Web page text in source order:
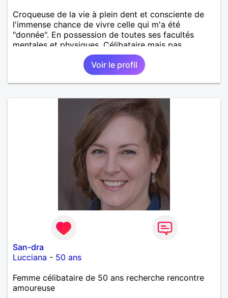
Croqueuse de la vie à plein dent et consciente de
l'immense chance de vivre celle qui m'a été
"donnée". En possession de toutes ses facultés
mentales et physiques. Célibataire mais pas
solitaire, je mène une vie bien remplie. Je ne suis
pas sur ce site par dépit, ni en tant que
représentatrice de la Femme Divorcée Mal dans sa
peau. A bientôt.
Voir le profil
San-dra
Lucciana - 50 ans
Femme célibataire de 50 ans recherche rencontre
amoureuse